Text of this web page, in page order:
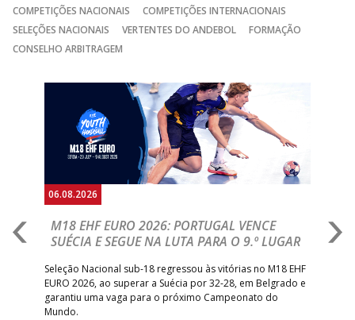
COMPETIÇÕES NACIONAIS
COMPETIÇÕES INTERNACIONAIS
SELEÇÕES NACIONAIS
VERTENTES DO ANDEBOL
FORMAÇÃO
CONSELHO ARBITRAGEM
06.08.2026
M18 EHF EURO 2026: PORTUGAL VENCE
SUÉCIA E SEGUE NA LUTA PARA O 9.º LUGAR
Seleção Nacional sub-18 regressou às vitórias no M18 EHF
EURO 2026, ao superar a Suécia por 32-28, em Belgrado e
garantiu uma vaga para o próximo Campeonato do
Mundo.